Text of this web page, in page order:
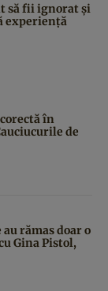
să fii ignorat și
experiență
în
de
rămas doar o
Gina Pistol,